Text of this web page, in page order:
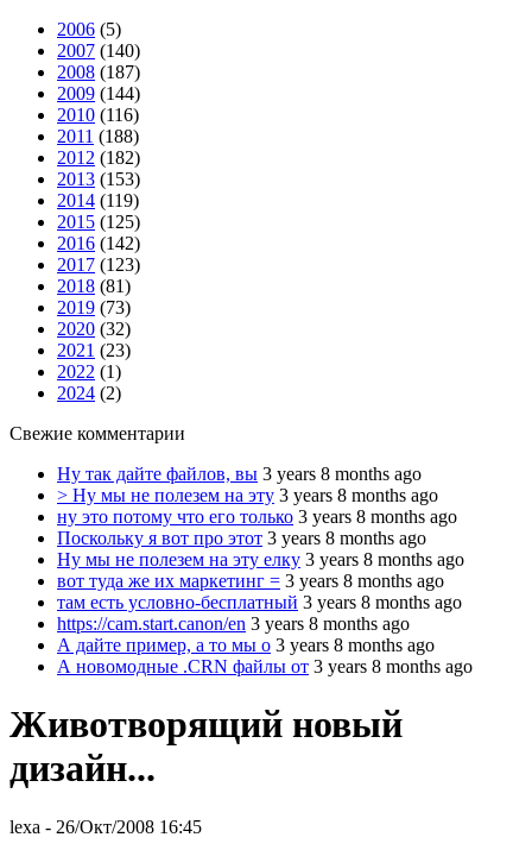
2006 (5)
2007 (140)
2008 (187)
2009 (144)
2010 (116)
2011 (188)
2012 (182)
2013 (153)
2014 (119)
2015 (125)
2016 (142)
2017 (123)
2018 (81)
2019 (73)
2020 (32)
2021 (23)
2022 (1)
2024 (2)
Свежие комментарии
Ну так дайте файлов, вы 3 years 8 months ago
> Ну мы не полезем на эту 3 years 8 months ago
ну это потому что его только 3 years 8 months ago
Поскольку я вот про этот 3 years 8 months ago
Ну мы не полезем на эту елку 3 years 8 months ago
вот туда же их маркетинг = 3 years 8 months ago
там есть условно-бесплатный 3 years 8 months ago
https://cam.start.canon/en 3 years 8 months ago
А дайте пример, а то мы о 3 years 8 months ago
А новомодные .CRN файлы от 3 years 8 months ago
Животворящий новый
дизайн...
lexa - 26/Окт/2008 16:45